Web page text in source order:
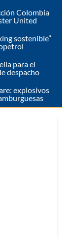
Colombia
United
sostenible”
para el
despacho
explosivos